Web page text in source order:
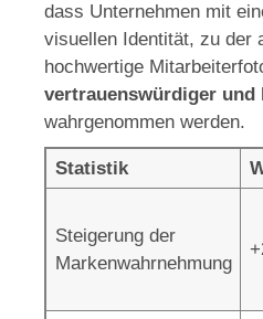
dass Unternehmen mit
visuellen Identität, zu der
hochwertige
vertrauenswürdiger und
wahrgenommen werden.
Statistik
Steigerung der
Markenwahrnehmung